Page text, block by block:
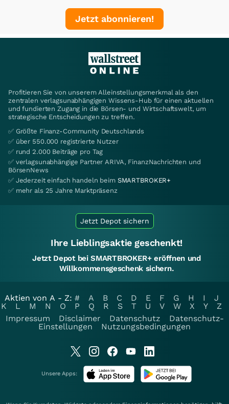
Jetzt abonnieren!
Profitieren Sie von unserem Alleinstellungsmerkmal als den
zentralen verlagsunabhängigen Wissens-Hub für einen aktuellen
und fundierten Zugang in die Börsen- und Wirtschaftswelt, um
strategische Entscheidungen zu treffen.
✅ Größte Finanz-Community Deutschlands
✅ über 550.000 registrierte Nutzer
✅ rund 2.000 Beiträge pro Tag
✅ verlagsunabhängige Partner ARIVA, FinanzNachrichten und
BörsenNews
✅ Jederzeit einfach handeln beim SMARTBROKER+
✅ mehr als 25 Jahre Marktpräsenz
Jetzt Depot sichern
Ihre Lieblingsaktie geschenkt!
Jetzt Depot bei SMARTBROKER+ eröffnen und
Willkommensgeschenk sichern.
Aktien von A - Z: # A B C D E F G H I
J
K
L M N O P Q R S T U V W X Y
Z
Impressum
Disclaimer Datenschutz
Datenschutz-
Einstellungen
Nutzungsbedingungen
Unsere Apps: